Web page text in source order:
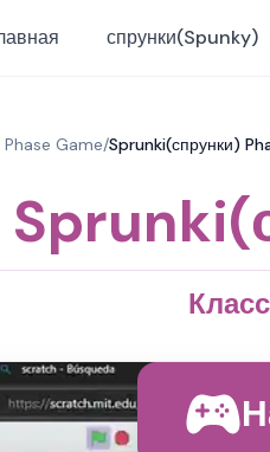
спрунки(Spunky)
Game/Sprunki(спрунки)